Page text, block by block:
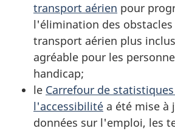
transport aérien pour
l'élimination des
transport aérien plus
agréable pour les
handicap;
le Carrefour de
l'accessibilité a été mise à
données sur l'emploi, les